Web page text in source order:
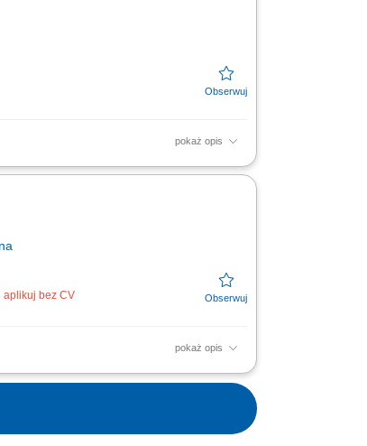
pokaż opis
z zakresu edukacji finansowej.
aplikuj bez CV
pokaż opis
Cię wysoka kultura osobista,